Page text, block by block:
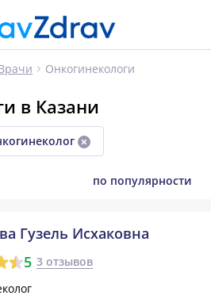
Онкогинекологи
в Казани
по популярности
Гузель Исхаковна
5 3 отзывов